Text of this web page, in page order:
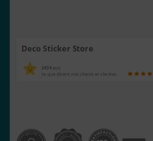
Deco Sticker Store
2434avis
ce que disent nos clients et clientes